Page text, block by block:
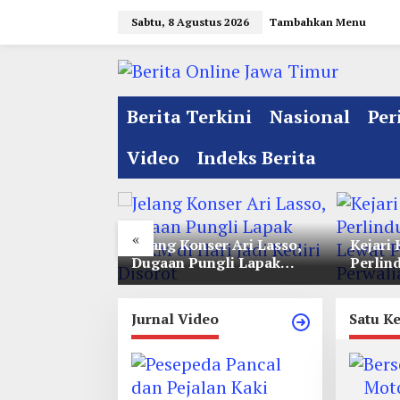
Sabtu, 8 Agustus 2026 Tambahkan Menu
Berita Terkini Nasional
Video
Indeks Berita
«
Jelang Konser Ari Lasso,
Dugaan Pungli Lapak
UMKM di Hari Jadi Kediri
Kejari
Lewat
Jurnal Video
Satu